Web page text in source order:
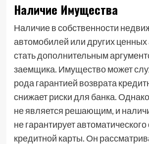
Наличие Имущества
Наличие в собственности
автомобилей или других ценных
стать дополнительным
заемщика. Имущество может
рода гарантией возврата
снижает риски для банка.
не является решающим, и
не гарантирует
кредитной карты. Он